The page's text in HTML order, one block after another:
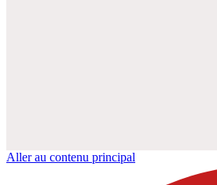
Aller au contenu principal